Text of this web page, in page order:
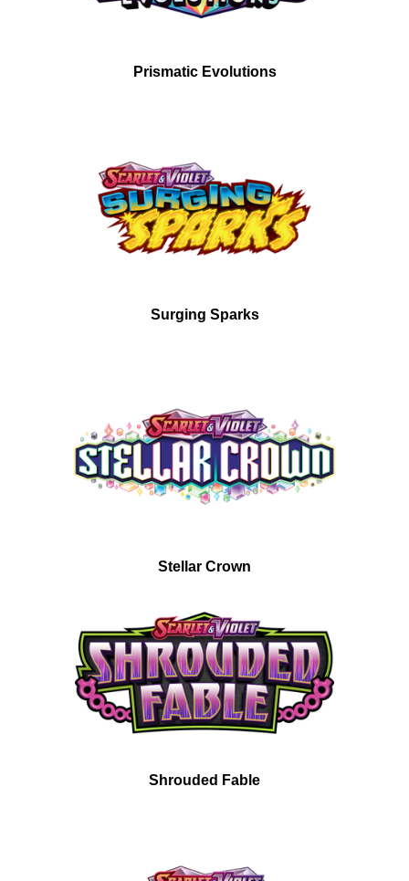
Prismatic Evolutions
Surging Sparks
Stellar Crown
Shrouded Fable